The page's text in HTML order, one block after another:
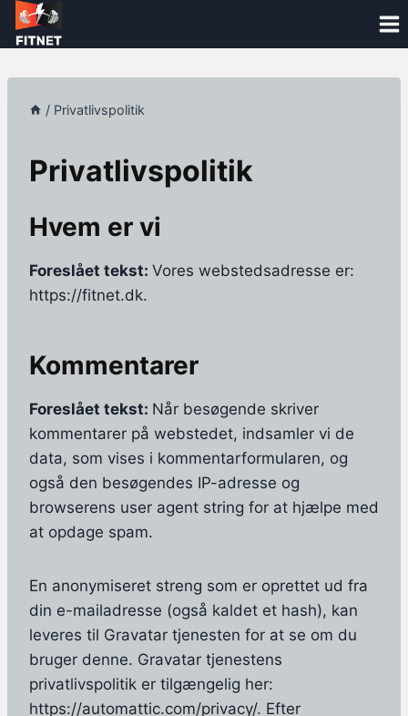
Skip
/ Privatlivspolitik
Privatlivspolitik
Hvem er vi
Foreslået tekst: Vores webstedsadresse er:
https://fitnet.dk.
Kommentarer
Foreslået tekst: Når besøgende skriver
kommentarer på webstedet, indsamler vi de
data, som vises i kommentarformularen, og
også den besøgendes IP-adresse og
browserens user agent string for at hjælpe med
at opdage spam.
En anonymiseret streng som er oprettet ud fra
din e-mailadresse (også kaldet et hash), kan
leveres til Gravatar tjenesten for at se om du
bruger denne. Gravatar tjenestens
privatlivspolitik er tilgængelig her:
https://automattic.com/privacy/. Efter